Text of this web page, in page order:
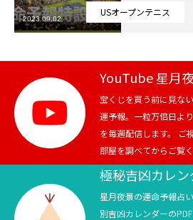
芸能界
テニス
スポーツ
競馬
テニス四大大会・五輪
USオープンテニス
2023.09.02
YouTube 星月
宝くじを買う前に見な
運予報。一粒万倍日よ
を毎週配信します。 ご
部屋を調べてからご覧く
極秘吉凶カレ
星月夜景の運命予報占
別吉凶カレンダーの